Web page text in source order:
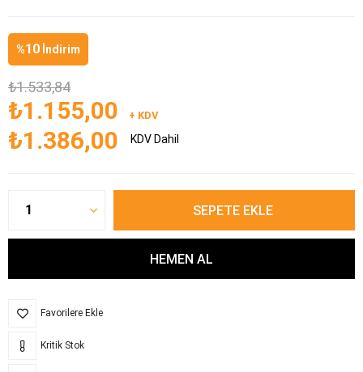
%10 İndirim
₺1.533,84
₺1.155,00 + KDV
KDV Dahil
₺1.386,00
Favorilere Ekle
Kritik Stok